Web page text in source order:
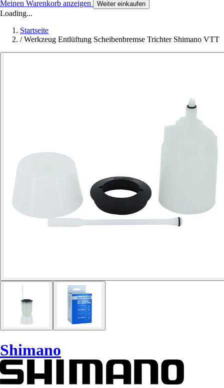
Meinen Warenkorb anzeigen Weiter einkaufen
Loading...
Startseite
/ Werkzeug Entlüftung Scheibenbremse Trichter Shimano VTT
Shimano